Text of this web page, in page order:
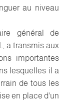
au niveau
général de
a transmis aux
importantes
lesquelles il a
de tous les
en place d'un